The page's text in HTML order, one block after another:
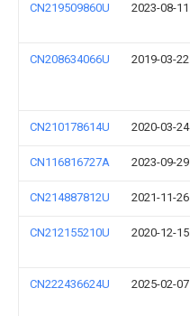
CN219509860U 2023-08-11
CN208634066U 2019-03-22
CN210178614U 2020-03-24
CN116816727A 2023-09-29
CN214887812U 2021-11-26
CN212155210U 2020-12-15
CN222436624U 2025-02-07